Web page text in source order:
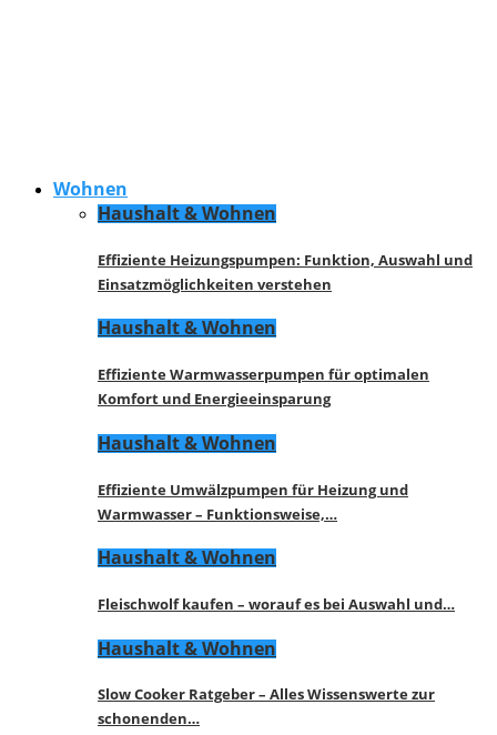
Wohnen
Haushalt & Wohnen
Effiziente Heizungspumpen: Funktion, Auswahl und
Einsatzmöglichkeiten verstehen
Haushalt & Wohnen
Effiziente Warmwasserpumpen für optimalen
Komfort und Energieeinsparung
Haushalt & Wohnen
Effiziente Umwälzpumpen für Heizung und
Warmwasser – Funktionsweise,…
Haushalt & Wohnen
Fleischwolf kaufen – worauf es bei Auswahl und…
Haushalt & Wohnen
Slow Cooker Ratgeber – Alles Wissenswerte zur
schonenden…